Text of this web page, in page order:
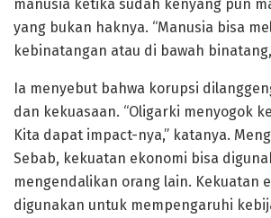
manusia ketika sudah kenyang pun
yang bukan haknya. “Manusia bisa
kebinatangan atau di bawah
Ia menyebut bahwa korupsi
dan kekuasaan. “Oligarki menyogok
Kita dapat impact-nya,” katanya.
Sebab, kekuatan ekonomi bisa
mengendalikan orang lain. Kekuatan
digunakan untuk mempengaruhi